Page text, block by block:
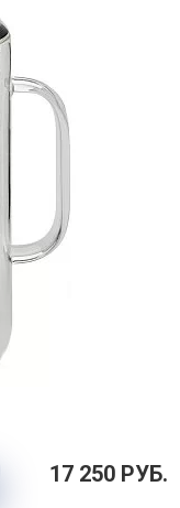
объем
J.A.
300
17 250 РУБ.